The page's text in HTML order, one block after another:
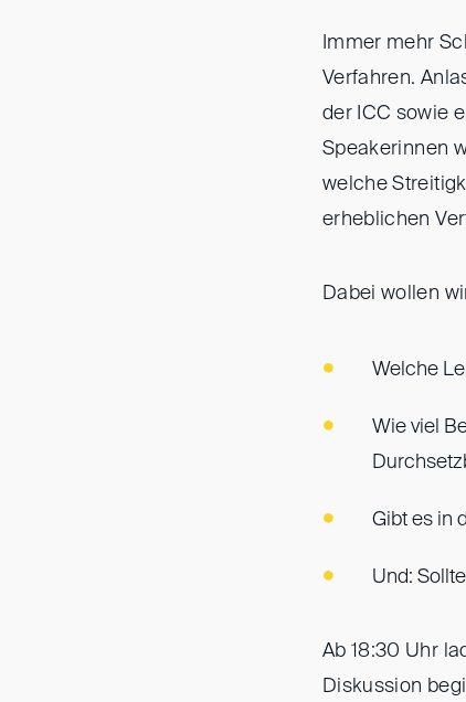
Immer mehr
Verfahren.
der ICC sowie
Speakerinnen
welche
erheblichen
Dabei wollen
Welche
Wie viel
Gibt es in
Und:
Ab 18:30 Uhr
Diskussion